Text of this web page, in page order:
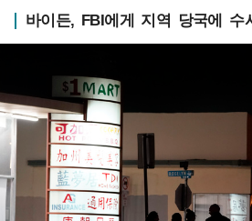
바이든, FBI에게 지역 당국에 수